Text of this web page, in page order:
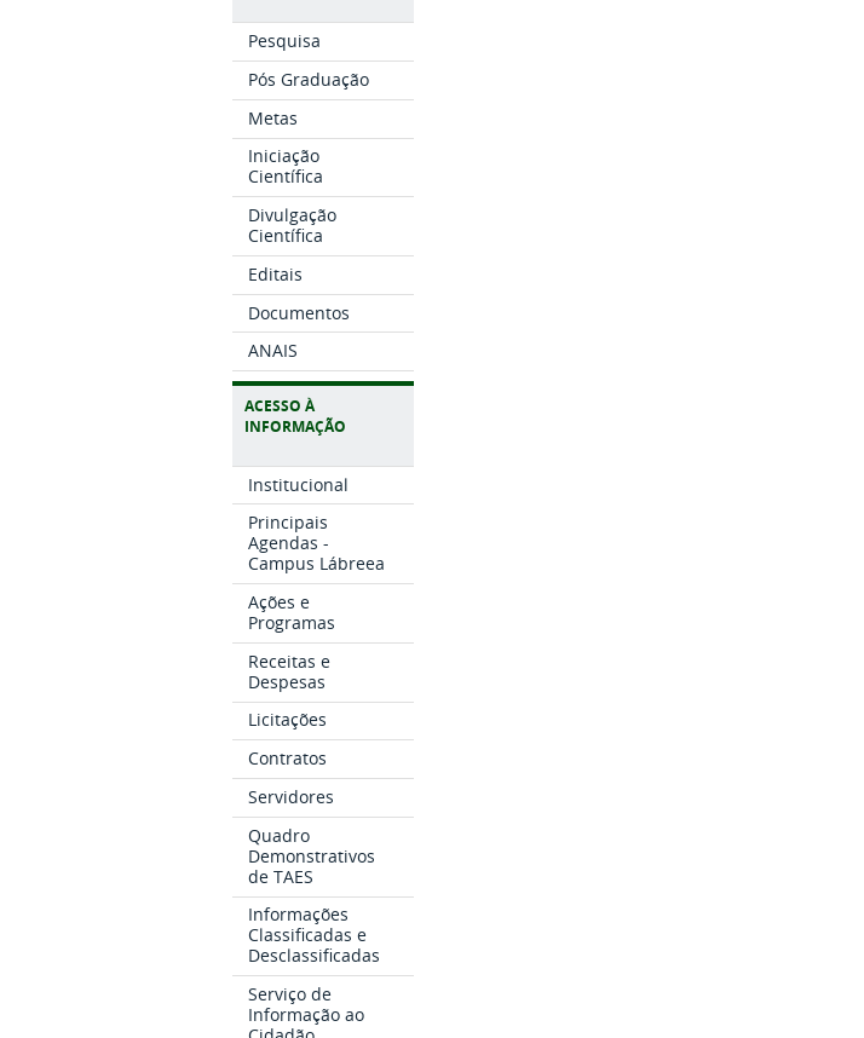
Pesquisa
Pós Graduação
Metas
Iniciação
Científica
Divulgação
Científica
Editais
Documentos
ANAIS
ACESSO À
INFORMAÇÃO
Institucional
Principais
Agendas -
Campus Lábreea
Ações e
Programas
Receitas e
Despesas
Licitações
Contratos
Servidores
Quadro
Demonstrativos
de TAES
Informações
Classificadas e
Desclassificadas
Serviço de
Informação ao